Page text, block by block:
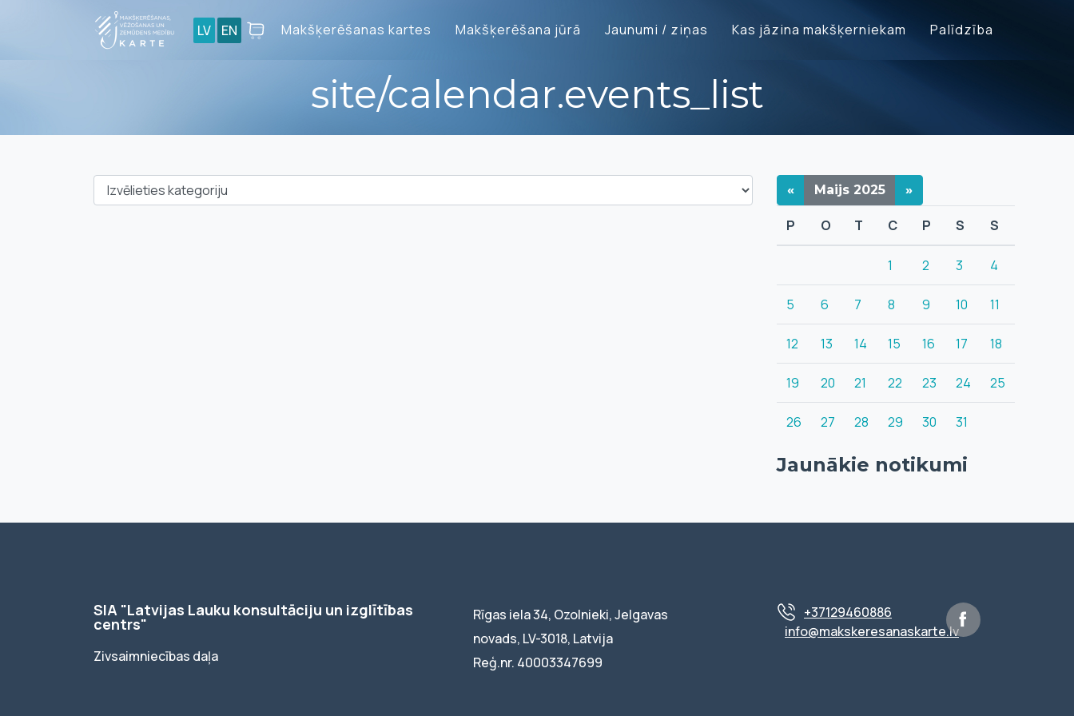
LV EN Makšķerēšanas kartes Makšķerēšana jūrā Jaunumi / ziņas Kas jāzina makšķerniekam Palīdzība
site/calendar.events_list
« Maijs 2025 »
P O T C P S S
1 2 3 4
5 6 7 8 9 10 11
12 13 14 15 16 17 18
19 20 21 22 23 24 25
26 27 28 29 30 31
Jaunākie notikumi
SIA "Latvijas Lauku konsultāciju un izglītības
centrs"
Zivsaimniecības daļa
Rīgas iela 34, Ozolnieki, Jelgavas
novads, LV-3018, Latvija
Reģ.nr. 40003347699
+37129460886
info@makskeresanaskarte.lv